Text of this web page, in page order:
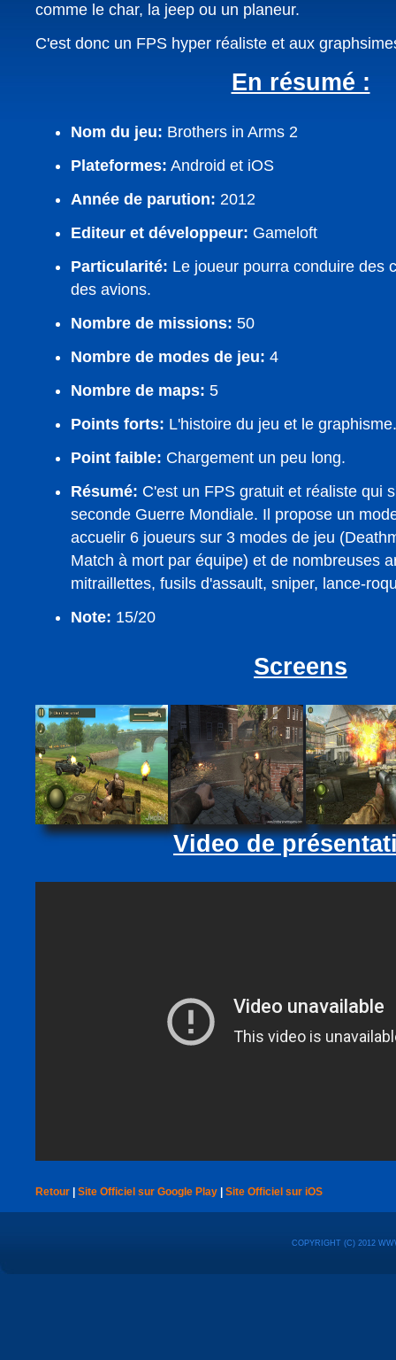
comme le char, la jeep ou un planeur.
C'est donc un FPS hyper réaliste et aux
En résumé :
Nom du jeu: Brothers in Arms 2
Plateformes: Android et iOS
Année de parution: 2012
Editeur et développeur: Gameloft
Particularité: Le joueur pourra conduire des
des avions.
Nombre de missions: 50
Nombre de modes de jeu: 4
Nombre de maps: 5
Points forts: L'histoire du jeu et le graphisme.
Point faible: Chargement un peu long.
Résumé: C'est un FPS gratuit et réaliste qui
seconde Guerre Mondiale. Il propose un
accuelir 6 joueurs sur 3 modes de jeu
Match à mort par équipe) et de nombreuses
mitraillettes, fusils d'assault, sniper, lance-
Note: 15/20
Screens
Video de
Retour Site Officiel sur Google Play Site Officiel sur iOS
COPYRIGHT (C) 2012